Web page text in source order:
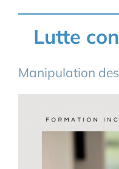
Lutte
Manipulation